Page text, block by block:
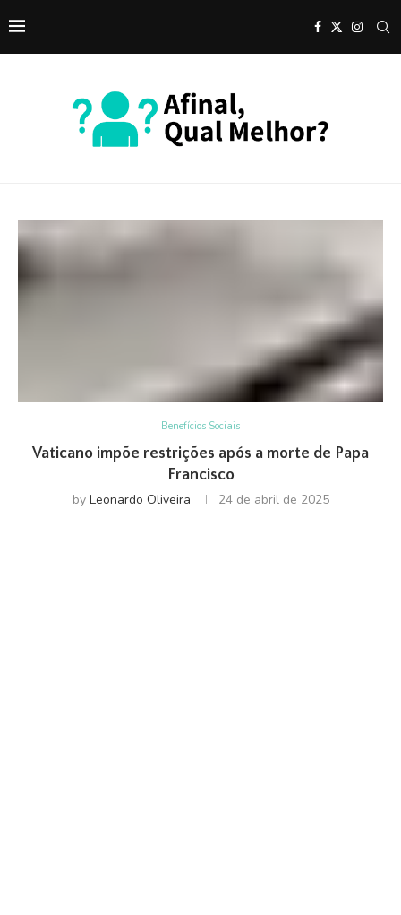
Benefícios Sociais
Vaticano impõe restrições após a morte de Papa
Francisco
by Leonardo Oliveira 24 de abril de 2025